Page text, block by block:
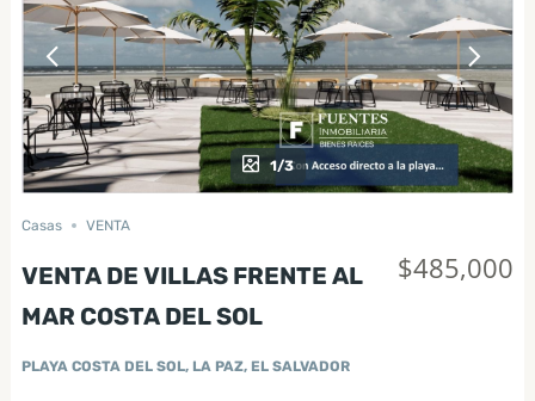
1/3
Casas VENTA
VENTA DE VILLAS FRENTE AL
MAR COSTA DEL SOL
PLAYA COSTA DEL SOL, LA PAZ, EL SALVADOR
$485,000